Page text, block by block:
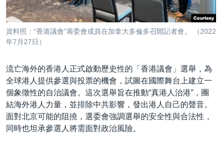
索經貿
視頻
每日視頻新聞
美國專訊
視頻存檔
YOUTUBE頻道
音頻
新聞音頻
海外港人
港人港心
美國透視
國語
關注我們
資料照：“香港議會”籌委會成員在加拿大多倫多召開記者會。 （2022
年7月27日）
流亡海外的香港人正式啟動歷史性的「香港議會」選舉，為
全球港人提供參選與投票的機會，試圖在國際舞台上建立一
個象徵性的自治議會。這次選舉旨在推動“真港人治港”，團
結海外港人力量，並排除中共影響，發出港人自己的聲音。
面對北京可能的阻撓，選委會強調選舉的安全性與合法性，
同時也坦承參選人將需面對政治風險。